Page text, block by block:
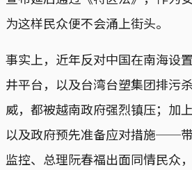
为这样民众便不会涌上街头。
事实上，近年反对中国在南海
井平台，以及台湾台塑集团排污
威，都被越南政府强烈镇压；加
以及政府预先准备应对措施──
监控、总理阮春福出面同情民众